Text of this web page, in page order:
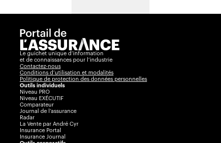
Le guichet unique d’information
et de connaissances pour l’industrie
Contactez-nous
Conditions d’utilisation et modalités
Politique de protection des données personnelles
Outils individuels
Niveau PRO
Niveau EXÉCUTIF
Comparateur
Journal de l’assurance
Radar
La Vente par André Cyr
Insurance Portal
Insurance Journal